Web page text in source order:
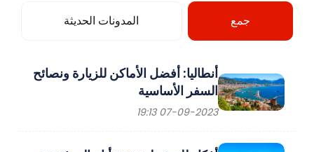
جمع المدونات الحديثة
أنطاليا: أفضل الأماكن للزيارة ونصائح
السفر الأساسية
07-09-2023 19:13